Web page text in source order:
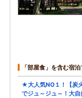
「部屋食」を含む宿
★大人気NO１！【炭
でジュ～ジュ～！大